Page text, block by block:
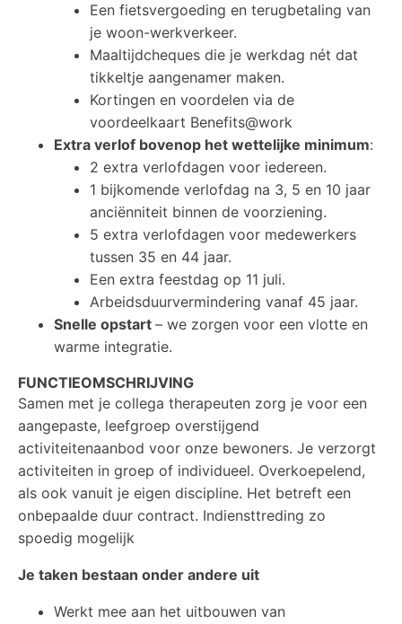
Een fietsvergoeding en terugbetaling van
je woon-werkverkeer.
Maaltijdcheques die je werkdag nét dat
tikkeltje aangenamer maken.
Kortingen en voordelen via de
voordeelkaart Benefits@work
Extra verlof bovenop het wettelijke minimum:
2 extra verlofdagen voor iedereen.
1 bijkomende verlofdag na 3, 5 en 10 jaar
anciënniteit binnen de voorziening.
5 extra verlofdagen voor medewerkers
tussen 35 en 44 jaar.
Een extra feestdag op 11 juli.
Arbeidsduurvermindering vanaf 45 jaar.
Snelle opstart – we zorgen voor een vlotte en
warme integratie.
FUNCTIEOMSCHRIJVING
Samen met je collega therapeuten zorg je voor een
aangepaste, leefgroep overstijgend
activiteitenaanbod voor onze bewoners. Je verzorgt
activiteiten in groep of individueel. Overkoepelend,
als ook vanuit je eigen discipline. Het betreft een
onbepaalde duur contract. Indiensttreding zo
spoedig mogelijk
Je taken bestaan onder andere uit
Werkt mee aan het uitbouwen van